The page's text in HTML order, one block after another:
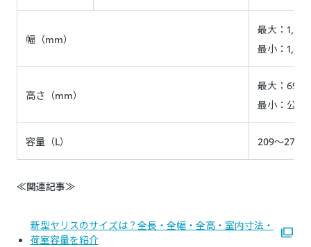
幅（mm）
最大：1,153
最小：
高さ（mm）
最大：692
最小：公表
容量（L） 209～270
≪関連記事≫
新型ヤリスのサイズは？全長・全幅・全高・室内寸法・
荷室容量を紹介